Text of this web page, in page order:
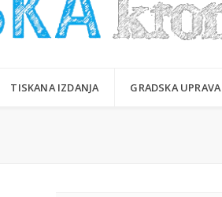
TISKANA IZDANJA GRADSKA UPRAVA